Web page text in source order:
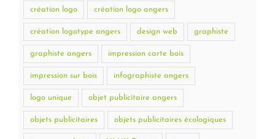
création logo création logo angers
création logotype angers design web graphiste
graphiste angers impression carte bois
impression sur bois infographiste angers
logo unique objet publicitaire angers
objets publicitaires objets publicitaires écologiques